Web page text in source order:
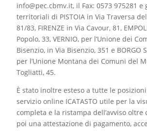
info@pec.cbmv.it, il Fax: 0573 975281
territoriali di PISTOIA in Via Traversa
81/83, FIRENZE in Via Cavour, 81,
Popolo, 33, VERNIO, per l’Unione dei
Bisenzio, in Via Bisenzio, 351 e BORGO
per l’Unione Montana dei Comuni del
Togliatti, 45.
È stato inoltre esteso a tutte le
servizio online ICATASTO utile per la
completa e la ristampa dell’avviso oltre
poi una attestazione di pagamento,